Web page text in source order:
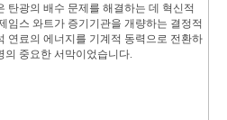
탄광의 배수 문제를 해결하는 데 혁신적
임스 와트가 증기기관을 개량하는 결정적
연료의 에너지를 기계적 동력으로 전환하
중요한 서막이었습니다.